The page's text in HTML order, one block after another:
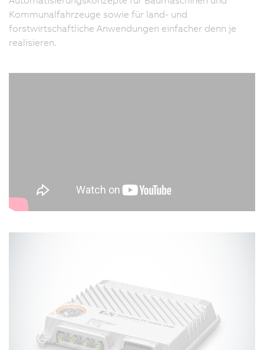
Kommunalfahrzeuge sowie für land- und
forstwirtschaftliche Anwendungen einfacher denn je
realisieren.